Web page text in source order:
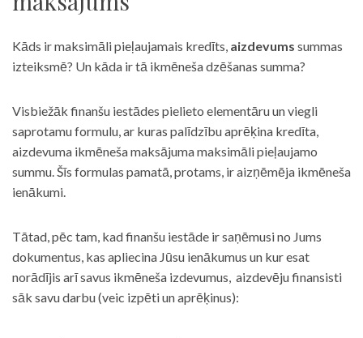
Kāds ir maksimāli pieļaujamais kredīts, aizdevums summas
izteiksmē? Un kāda ir tā ikmēneša dzēšanas summa?
Visbiežāk finanšu iestādes pielieto elementāru un viegli
saprotamu formulu, ar kuras palīdzību aprēķina kredīta,
aizdevuma ikmēneša maksājuma maksimāli pieļaujamo
summu. Šīs formulas pamatā, protams, ir aizņēmēja ikmēneša
ienākumi.
Tātad, pēc tam, kad finanšu iestāde ir saņēmusi no Jums
dokumentus, kas apliecina Jūsu ienākumus un kur esat
norādījis arī savus ikmēneša izdevumus, aizdevēju finansisti
sāk savu darbu (veic izpēti un aprēķinus):